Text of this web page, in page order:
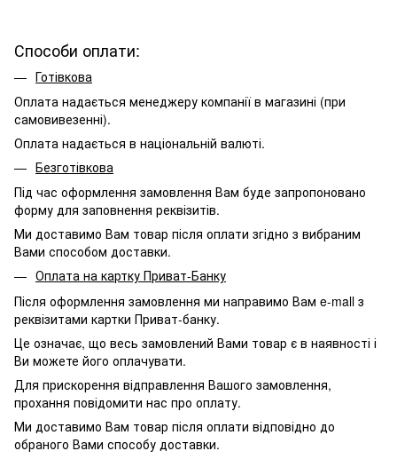
Способи оплати:
Готівкова
Оплата надається менеджеру компанії в магазині (при
самовивезенні).
Оплата надається в національній валюті.
Безготівкова
Під час оформлення замовлення Вам буде запропоновано
форму для заповнення реквізитів.
Ми доставимо Вам товар після оплати згідно з вибраним
Вами способом доставки.
Оплата на картку Приват-Банку
Після оформлення замовлення ми направимо Вам e-mall з
реквізитами картки Приват-банку.
Це означає, що весь замовлений Вами товар є в наявності і
Ви можете його оплачувати.
Для прискорення відправлення Вашого замовлення,
прохання повідомити нас про оплату.
Ми доставимо Вам товар після оплати відповідно до
обраного Вами способу доставки.